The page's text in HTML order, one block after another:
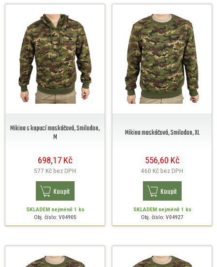
Mikina s kapucí maskáčová, Smilodon,
M
698,17 Kč
577 Kčbez DPH
Koupit
SKLADEMnejméně 1 ks
Obj. číslo: V04905
Mikina maskáčová, Smilodon, XL
556,60 Kč
460 Kčbez DPH
Koupit
SKLADEMnejméně 1 ks
Obj. číslo: V04927